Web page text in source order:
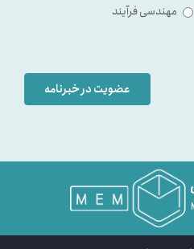
مهندسی فرآیند
عضویت در خبرنامه